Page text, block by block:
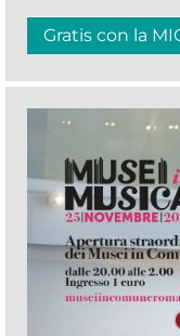
Gratis con la